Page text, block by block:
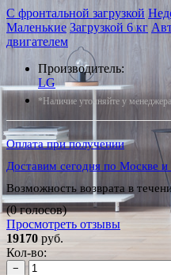
С фронтальной загрузкой
Маленькие Загрузкой 6 кг
двигателем
Производитель:
LG
*Наличие уточняйте у менеджера
Оплата при получении
Доставим сегодня по Москве
Возможность возврата в
(0 голосов)
Просмотреть отзывы
19170 руб.
Кол-во:
−